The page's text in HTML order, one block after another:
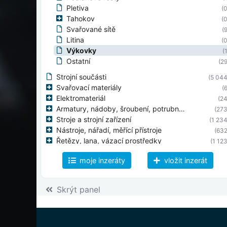
Pletiva
Tahokov
Svařované sítě
Litina
Výkovky
Ostatní
Strojní součásti (5
Svařovací materiály
Elektromateriál
Armatury, nádoby, šroubení, potrubní díly
Stroje a strojní zařízení (1
Nástroje, nářadí, měřící přístroje
Řetězy, lana, vázací prostředky (1
Užitková vozidla (7 675)
Výrobky gumárenského průmyslu (127 510)
Stavební materiály
moje inzeráty vložit inzerát
Skrýt panel